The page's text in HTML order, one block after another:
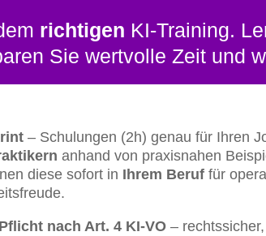
richtigen KI-Training.
Sie wertvolle Zeit und
– Schulungen (2h) genau für Ihren
anhand von praxisnahen
diese sofort in Ihrem Beruf für
Pflicht nach Art. 4 KI-VO –